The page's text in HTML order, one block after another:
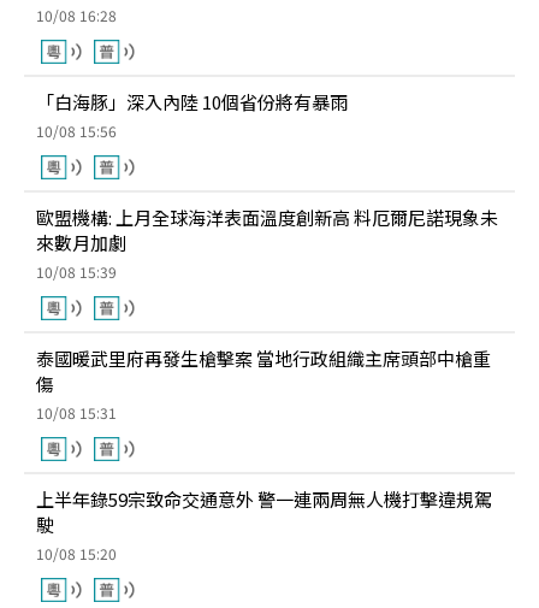
10/08 16:28
「白海豚」深入內陸 10個省份將有暴雨
10/08 15:56
歐盟機構: 上月全球海洋表面溫度創新高 料厄爾尼諾現象未
來數月加劇
10/08 15:39
泰國暖武里府再發生槍擊案 當地行政組織主席頭部中槍重
傷
10/08 15:31
上半年錄59宗致命交通意外 警一連兩周無人機打擊違規駕
駛
10/08 15:20